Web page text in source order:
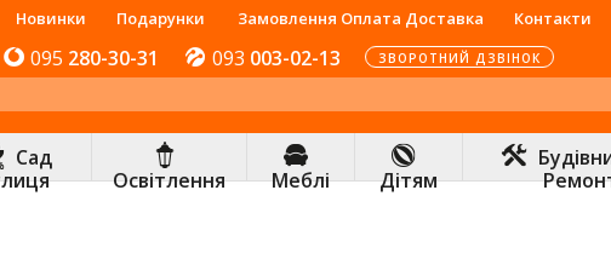
095 280-30-31 093 003-02-13 ЗВОРОТНИЙ ДЗВІНОК
Новинки Подарунки Замовлення Оплата Доставка Контакти
Сад
Освітлення Меблі Дітям